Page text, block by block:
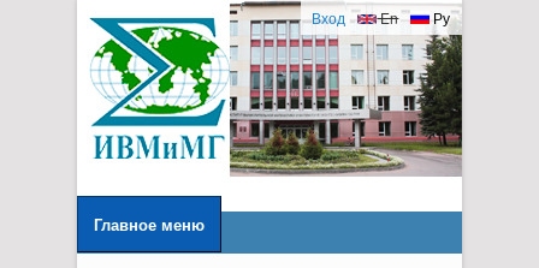
Ру
En
Вход
Главное меню